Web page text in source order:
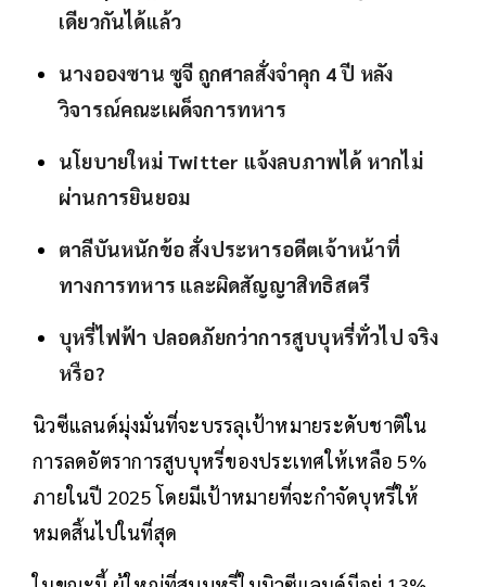
เดียวกันได้แล้ว
นางอองซาน ซูจี ถูกศาลสั่งจำคุก 4 ปี หลัง
วิจารณ์คณะเผด็จการทหาร
นโยบายใหม่ Twitter แจ้งลบภาพได้ หากไม่
ผ่านการยินยอม
ตาลีบันหนักข้อ สั่งประหารอดีตเจ้าหน้าที่
ทางการทหาร และผิดสัญญาสิทธิสตรี
บุหรี่ไฟฟ้า ปลอดภัยกว่าการสูบบุหรี่ทั่วไป จริง
หรือ?
นิวซีแลนด์มุ่งมั่นที่จะบรรลุเป้าหมายระดับชาติใน
การลดอัตราการสูบบุหรี่ของประเทศให้เหลือ 5%
ภายในปี 2025 โดยมีเป้าหมายที่จะกำจัดบุหรี่ให้
หมดสิ้นไปในที่สุด